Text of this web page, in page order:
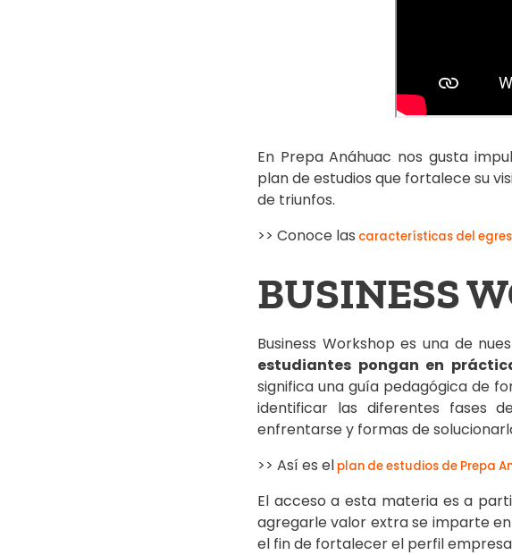
En Prepa Anáhuac nos gusta
plan de estudios que fortalece su
de triunfos.
>> Conoce las características del
BUSINESS
Business Workshop es una de
estudiantes pongan en
significa una guía pedagógica de
identificar las diferentes fases
enfrentarse y formas de
>> Así es el plan de estudios de Prepa
El acceso a esta materia es a
agregarle valor extra se imparte
el fin de fortalecer el perfil